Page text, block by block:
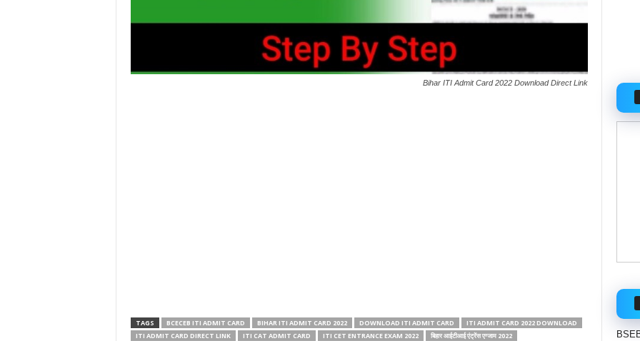
Bihar ITI Admit Card 2022 Download Direct Link
TAGS BCECEB ITI ADMIT CARD BIHAR ITI ADMIT CARD 2022 DOWNLOAD ITI ADMIT CARD
ITI ADMIT CARD 2022 DOWNLOAD
ITI ADMIT CARD DIRECT LINK
ITI CAT ADMIT CARD ITI CET ENTRANCE EXAM 2022 बिहार आईटीआई एंट्रेंस एग्जाम 2022